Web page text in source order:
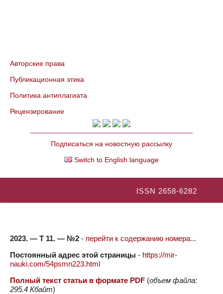
Авторские права
Публикационная этика
Политика антиплагиата
Рецензирование
Подписаться на новостную рассылку
Switch to English language
ISSN 2658-6282
2023. — Т 11. — №2 - перейти к содержанию номера...
Постоянный адрес этой страницы - https://mir-
nauki.com/54psmn223.html
Полный текст статьи в формате PDF (объем файла:
295.4 Кбайт)